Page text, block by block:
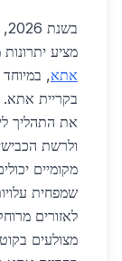
מציע
אתא,
בקריית אתא.
את התהליך
מקומיים
לאזורים